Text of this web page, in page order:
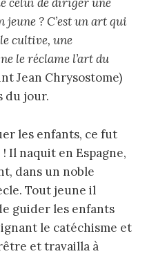
celui de diriger une
jeune ? C’est un art qui
cultive, une
le réclame l’art du
Jean Chrysostome)
du jour.
les enfants, ce fut
Il naquit en Espagne,
dans un noble
Tout jeune il
guider les enfants
le catéchisme et
et travailla à